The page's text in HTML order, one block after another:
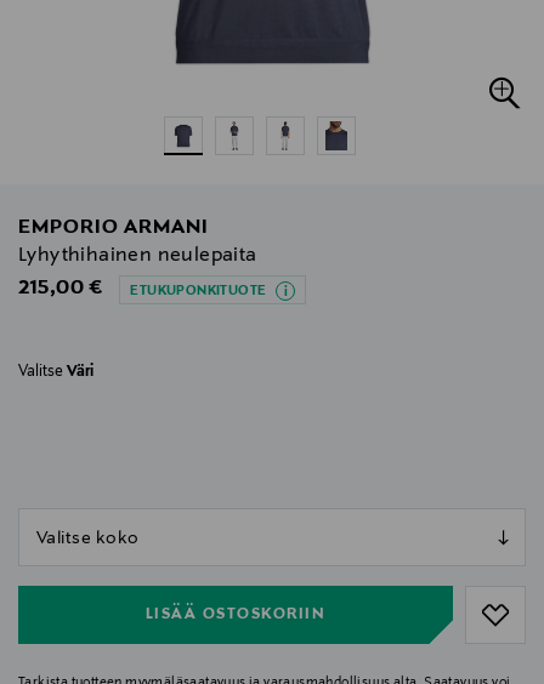
EMPORIO ARMANI
Lyhythihainen neulepaita
Original Price
215,00 € ETUKUPONKITUOTE
Valitse Väri
LISÄÄ OSTOSKORIIN